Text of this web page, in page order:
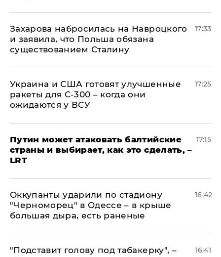
​Захарова набросилась на Навроцкого
и заявила, что Польша обязана
существованием Сталину
17:33
Украина и США готовят улучшенные
ракеты для С-300 – когда они
ожидаются у ВСУ
17:25
Путин может атаковать балтийские
страны и выбирает, как это сделать, –
LRT
17:15
Оккупанты ударили по стадиону
"Черноморец" в Одессе – в крыше
большая дыра, есть раненые
16:42
​"Подставит голову под табакерку", –
16:41